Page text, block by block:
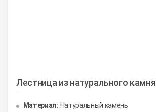
Лестница из натурального камня
Материал: Натуральный камень